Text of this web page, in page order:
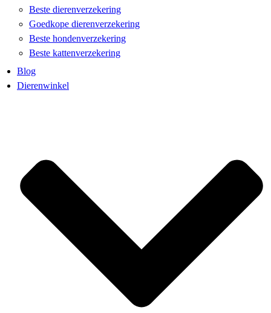
Beste dierenverzekering
Goedkope dierenverzekering
Beste hondenverzekering
Beste kattenverzekering
Blog
Dierenwinkel